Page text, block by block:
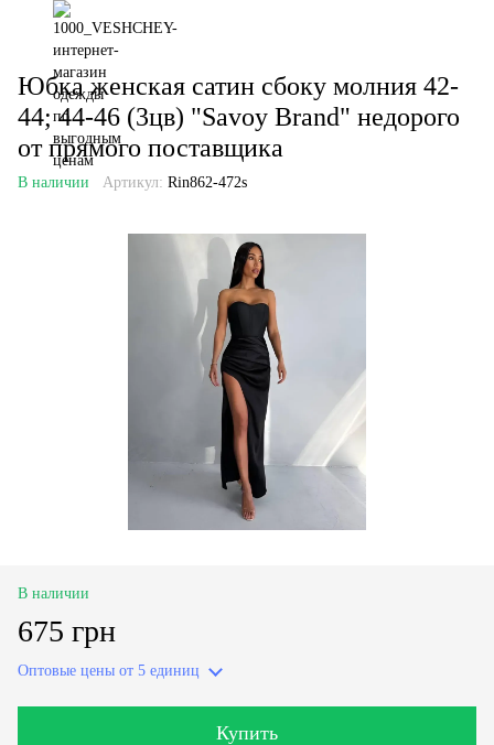
Юбка женская сатин сбоку молния 42-
44; 44-46 (3цв) "Savoy Brand" недорого
от прямого поставщика
В наличии Артикул: Rin862-472s
В наличии
675 грн
Оптовые цены от 5 единиц
Купить